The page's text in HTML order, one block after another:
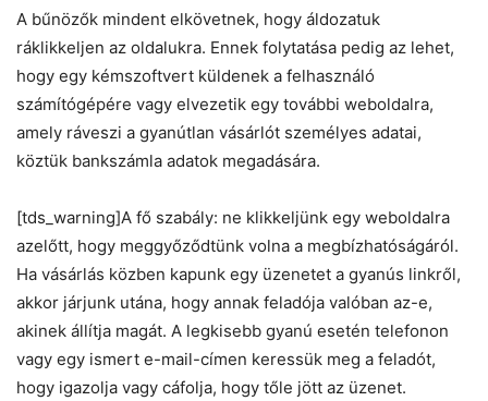
A bűnözők mindent elkövetnek, hogy áldozatuk
ráklikkeljen az oldalukra. Ennek folytatása pedig az lehet,
hogy egy kémszoftvert küldenek a felhasználó
számítógépére vagy elvezetik egy további weboldalra,
amely ráveszi a gyanútlan vásárlót személyes adatai,
köztük bankszámla adatok megadására.
[tds_warning]A fő szabály: ne klikkeljünk egy weboldalra
azelőtt, hogy meggyőződtünk volna a megbízhatóságáról.
Ha vásárlás közben kapunk egy üzenetet a gyanús linkről,
akkor járjunk utána, hogy annak feladója valóban az-e,
akinek állítja magát. A legkisebb gyanú esetén telefonon
vagy egy ismert e-mail-címen keressük meg a feladót,
hogy igazolja vagy cáfolja, hogy tőle jött az üzenet.